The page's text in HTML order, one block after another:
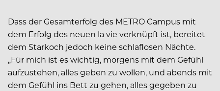
Dass der Gesamterfolg des METRO Campus mit
dem Erfolg des neuen la vie verknüpft ist, bereitet
dem Starkoch jedoch keine schlaflosen Nächte.
„Für mich ist es wichtig, morgens mit dem Gefühl
aufzustehen, alles geben zu wollen, und abends mit
dem Gefühl ins Bett zu gehen, alles gegeben zu